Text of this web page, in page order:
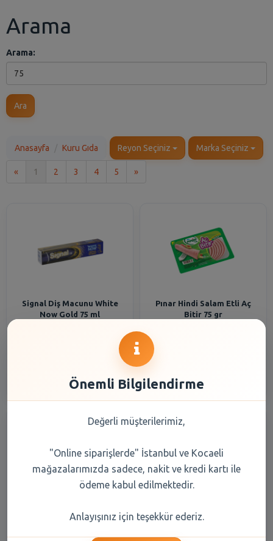
Arama
Arama:
Ara
Anasayfa Kuru Gıda Reyon Seçiniz Marka Seçiniz
« 1 2 3 4 5 »Son
Signal Diş Macunu White
Now Gold 75 ml
Pınar Hindi Salam Etli Aç
Bitir 75 gr
ONARIM&KORUMA
75 X 4 Lü 300 Gr
Önemli Bilgilendirme
Değerli müşterilerimiz,
"Online siparişlerde" İstanbul ve Kocaeli
mağazalarımızda sadece, nakit ve kredi kartı ile
ödeme kabul edilmektedir.
Anlayışınız için teşekkür ederiz.